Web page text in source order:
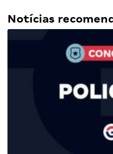
Notícias